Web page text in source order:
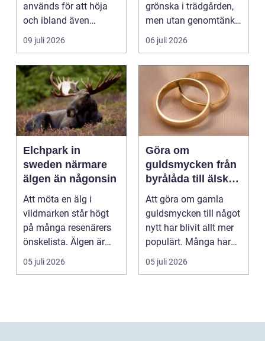
används för att höja
och ibland även
positionera tunga
objekt, so...
09 juli 2026
grönska i trädgården,
men utan genomtänkt
beskärning blir de...
06 juli 2026
Elchpark in
sweden närmare
älgen än någonsin
Att möta en älg i
vildmarken står högt
på många resenärers
önskelista. Älgen är
Skandinaviens ikonis...
05 juli 2026
Göra om
guldsmycken från
byrålåda till älskad
favorit
Att göra om gamla
guldsmycken till något
nytt har blivit allt mer
populärt. Många har
ärvda ringar, ...
05 juli 2026